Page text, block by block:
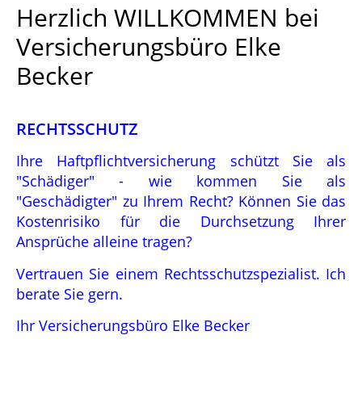
Herzlich WILLKOMMEN bei
Versicherungsbüro Elke
Becker
RECHTSSCHUTZ
Ihre Haftpflichtversicherung schützt Sie als
"Schädiger" - wie kommen Sie als
"Geschädigter" zu Ihrem Recht? Können Sie das
Kostenrisiko für die Durchsetzung Ihrer
Ansprüche alleine tragen?
Vertrauen Sie einem Rechtsschutzspezialist. Ich
berate Sie gern.
Ihr Versicherungsbüro Elke Becker